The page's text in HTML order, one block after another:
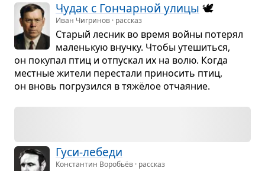
Чудак с Гон­чар­ной улицы 🕊️
Иван Чигринов · рассказ
Ста­рый лес­ник во время войны поте­рял
малень­кую внучку. Чтобы уте­шиться,
он поку­пал птиц и отпус­кал их на волю. Когда
мест­ные жители пере­стали при­но­сить птиц,
он вновь погру­зился в тяжёлое отча­я­ние.
Гуси-лебеди
Константин Воробьёв · рассказ